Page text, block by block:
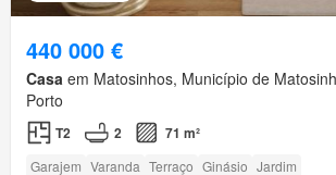
440 000 €
Casa em Matosinhos, Município de
Porto
T2 2 71 m²
Garajem Varanda Terraço Ginásio Jardim